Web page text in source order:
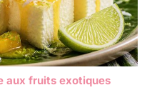
aux fruits exotiques